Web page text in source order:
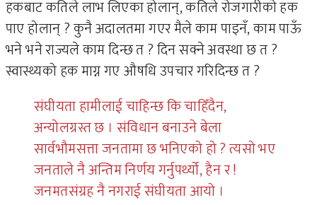
हकबाट कतिले लाभ लिएका होलान्, कतिले रोजगारीको हक
पाए होलान् ? कुनै अदालतमा गएर मैले काम पाइनँ, काम पाऊँ
भने भने राज्यले काम दिन्छ त ? दिन सक्ने अवस्था छ त ?
स्वास्थ्यको हक माग्न गए औषधि उपचार गरिदिन्छ त ?
संघीयता हामीलाई चाहिन्छ कि चाहिँदैन,
अन्योलग्रस्त छ । संविधान बनाउने बेला
सार्वभौमसत्ता जनतामा छ भनिएको हो ? त्यसो भए
जनताले नै अन्तिम निर्णय गर्नुपर्थ्यो, हैन र !
जनमतसंग्रह नै नगराई संघीयता आयो ।